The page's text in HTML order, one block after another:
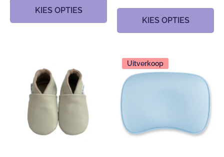
KIES OPTIES
KIES OPTIES
Uitverkoop